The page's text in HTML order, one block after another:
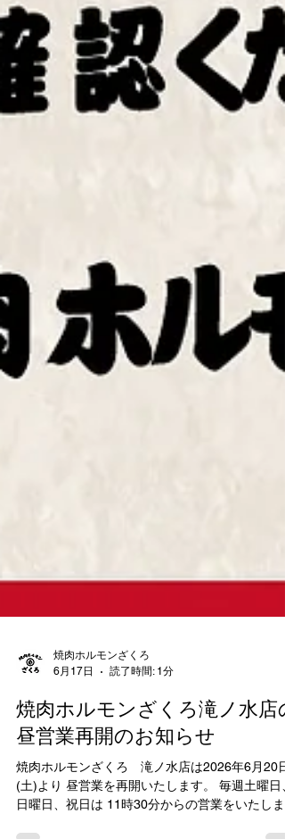
焼肉ホルモンざくろ
6月17日
読了時間: 1分
焼肉ホルモンざくろ滝ノ水店
昼営業再開のお知らせ
焼肉ホルモンざくろ 滝ノ水店は2026年6月20日